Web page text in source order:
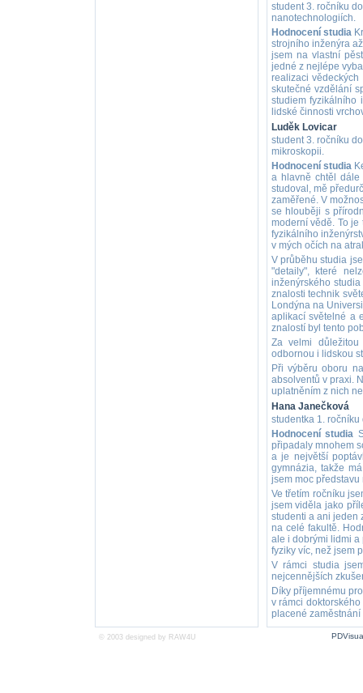
student 3. ročníku
nanotechnologiích.
Hodnocení studia
strojního inženýra
jsem na vlastní
jedné z nejlépe
realizaci
skutečné vzdělání
studiem fyzikálního
lidské činnosti
Luděk Lovicar
student 3. ročníku
mikroskopii.
Hodnocení studia
a hlavně chtěl dále
studoval, mě
zaměřené. V
se hlouběji s
moderní vědě. To
fyzikálního
v mých očích na
V průběhu studia
"detaily", které
inženýrského
znalosti technik
Londýna na
aplikací světelné a
znalostí byl tento
Za velmi důležitou
odbornou i lidskou
Při výběru oboru
absolventů v praxi.
uplatněním z nich
Hana Janečková
studentka 1.
Hodnocení studia
připadaly mnohem
a je největší
gymnázia, takže
jsem moc
Ve třetím ročníku
jsem viděla jako
studenti a ani jeden
na celé fakultě.
ale i dobrými lidmi a
fyziky víc, než jsem
V rámci studia
nejcennějších
Díky příjemnému
v rámci
placené
© 2003 designed by RAW4U